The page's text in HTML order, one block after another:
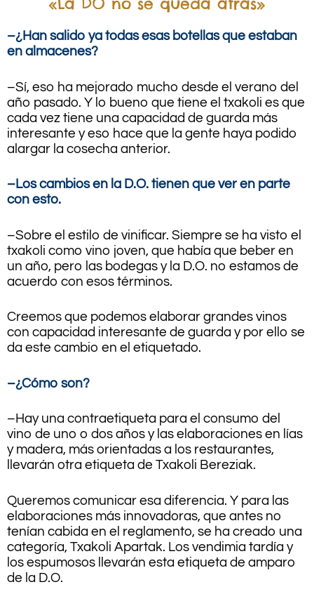
–¿Han salido ya todas esas botellas que estaban
en almacenes?
–Sí, eso ha mejorado mucho desde el verano del
año pasado. Y lo bueno que tiene el txakoli es que
cada vez tiene una capacidad de guarda más
interesante y eso hace que la gente haya podido
alargar la cosecha anterior.
–Los cambios en la D.O. tienen que ver en parte
con esto.
–Sobre el estilo de vinificar. Siempre se ha visto el
txakoli como vino joven, que había que beber en
un año, pero las bodegas y la D.O. no estamos de
acuerdo con esos términos.
Creemos que podemos elaborar grandes vinos
con capacidad interesante de guarda y por ello se
da este cambio en el etiquetado.
–¿Cómo son?
–Hay una contraetiqueta para el consumo del
vino de uno o dos años y las elaboraciones en lías
y madera, más orientadas a los restaurantes,
llevarán otra etiqueta de Txakoli Bereziak.
Queremos comunicar esa diferencia. Y para las
elaboraciones más innovadoras, que antes no
tenían cabida en el reglamento, se ha creado una
categoría, Txakoli Apartak. Los vendimia tardía y
los espumosos llevarán esta etiqueta de amparo
de la D.O.